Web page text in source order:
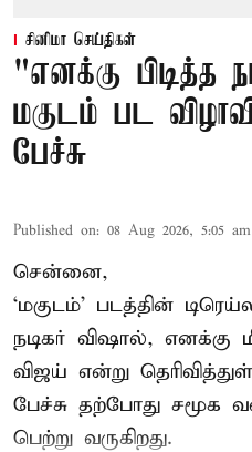
சினிமா செய்திகள்
"எனக்கு பிடித்த
மகுடம் பட
பேச்சு
Published on: 08 Aug 2026, 5:05 am
சென்னை,
‘மகுடம்’ படத்தின்
நடிகர் விஷால், எனக்கு
விஜய் என்று
பேச்சு தற்போது
பெற்று வருகிறது.